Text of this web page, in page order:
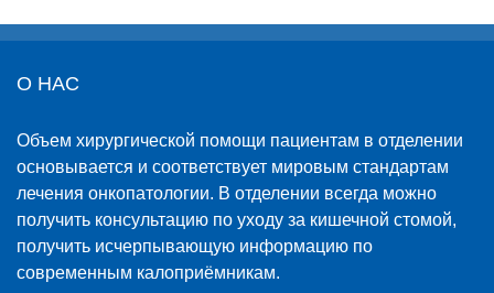
О НАС
Объем хирургической помощи пациентам в отделении
основывается и соответствует мировым стандартам
лечения онкопатологии. В отделении всегда можно
получить консультацию по уходу за кишечной стомой,
получить исчерпывающую информацию по
современным калоприёмникам.